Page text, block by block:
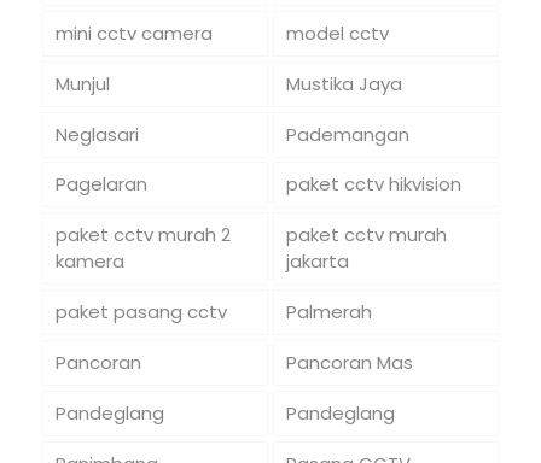
mini cctv camera
model cctv
Munjul
Mustika Jaya
Neglasari
Pademangan
Pagelaran
paket cctv hikvision
paket cctv murah 2
kamera
paket cctv murah
jakarta
paket pasang cctv
Palmerah
Pancoran
Pancoran Mas
Pandeglang
Pandeglang